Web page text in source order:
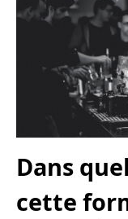
Dans
cette